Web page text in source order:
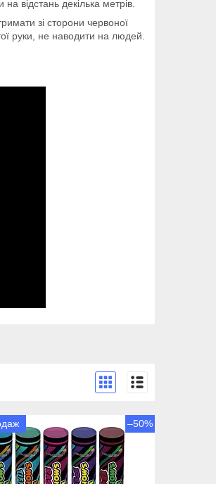
відстань декілька метрів.
зі сторони червоної
руки, не наводити на людей.
–50%